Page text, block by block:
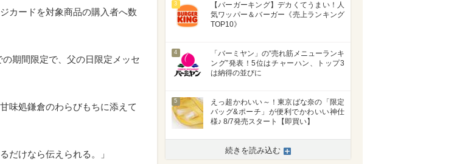
カードを対象商品の購入者へ数
期間限定で、父の日限定メッセ
味処鎌倉のわらびもちに添えて
だけなら伝えられる。」
3
【バーガーキング】デカくてうまい！人
気ワッパー＆バーガー《売上ランキング
TOP10》
4
「バーミヤン」の“売れ筋メニューランキ
ング”発表！5位はチャーハン、トップ3
は納得の並びに
5
えっ超かわいい～！東京ばな奈の「限定
バッグ&ポーチ」が便利でかわいい神仕
様♪ 8/7発売スタート【即買い】
続きを読み込む